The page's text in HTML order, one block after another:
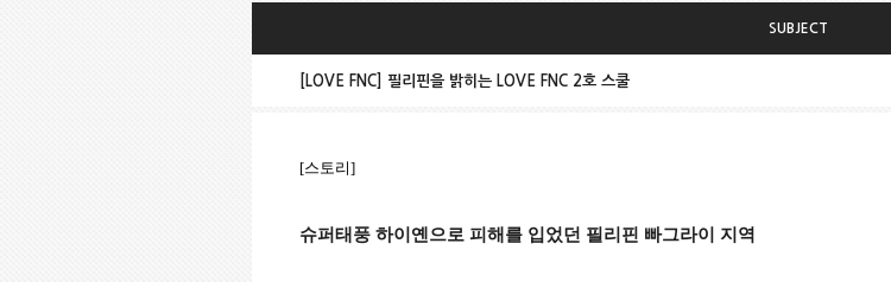
SUBJECT
[LOVE FNC] 필리핀을 밝히는 LOVE FNC 2호 스쿨
[스토리]
슈퍼태풍 하이옌으로 피해를 입었던 필리핀 빠그라이 지역